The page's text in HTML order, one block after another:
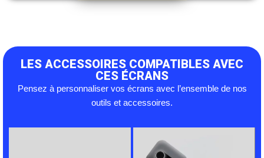
LES ACCESSOIRES COMPATIBLES AVEC
CES ÉCRANS
Pensez à personnaliser vos écrans avec l’ensemble de nos
outils et accessoires.